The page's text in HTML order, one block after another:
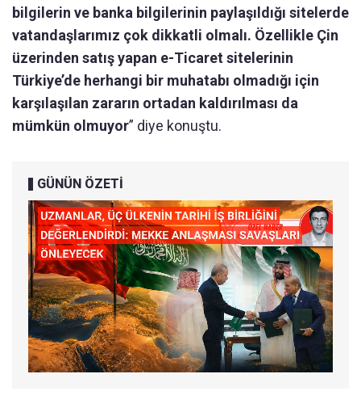
bilgilerin ve banka bilgilerinin paylaşıldığı sitelerde
vatandaşlarımız çok dikkatli olmalı. Özellikle Çin
üzerinden satış yapan e-Ticaret sitelerinin
Türkiye’de herhangi bir muhatabı olmadığı için
karşılaşılan zararın ortadan kaldırılması da
mümkün olmuyor” diye konuştu.
GÜNÜN ÖZETİ